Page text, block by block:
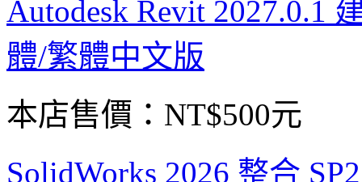
Autodesk Revit 2027.0.1
體/繁體中文版
本店售價： NT$500元
SolidWorks 2026 整合